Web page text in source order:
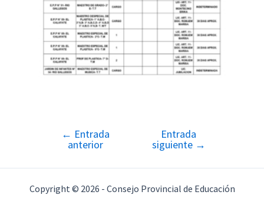
Navegación
entradas
← Entrada
anterior
Entrada
siguiente →
Copyright © 2026 - Consejo Provincial de Educación